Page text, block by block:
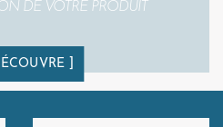
DE VOTRE PRODUIT